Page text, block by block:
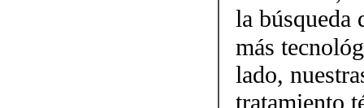
la búsqueda
más
lado,
tratamiento